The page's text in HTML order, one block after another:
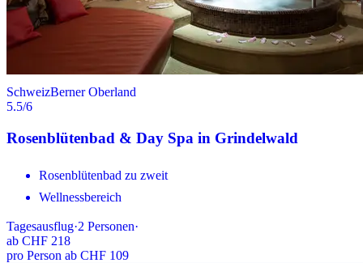
SchweizBerner Oberland
5.5/6
Rosenblütenbad & Day Spa in Grindelwald
Rosenblütenbad zu zweit
Wellnessbereich
Tagesausflug·2 Personen·
ab CHF 218
pro Person ab CHF 109